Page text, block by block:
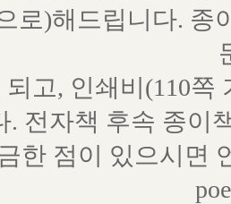
로)해드립니다. 종
되고, 인쇄비(110
. 전자책 후속 종이
한 점이 있으시면